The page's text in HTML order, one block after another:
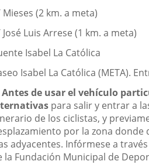
Mieses (2 km. a meta)
José Luis Arrese (1 km. a meta)
Isabel La Católica
Isabel La Católica (META).
Antes de usar el vehículo
para salir y entrar a
de los ciclistas, y
por la zona donde
adyacentes. Infórmese a
la Fundación Municipal de